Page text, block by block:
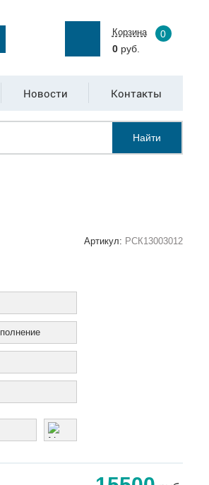
Корзина
0
0руб.
Новости Контакты
Найти
Артикул: РСК13003012